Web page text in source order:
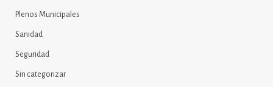
Plenos Municipales
Sanidad
Seguridad
Sin categorizar